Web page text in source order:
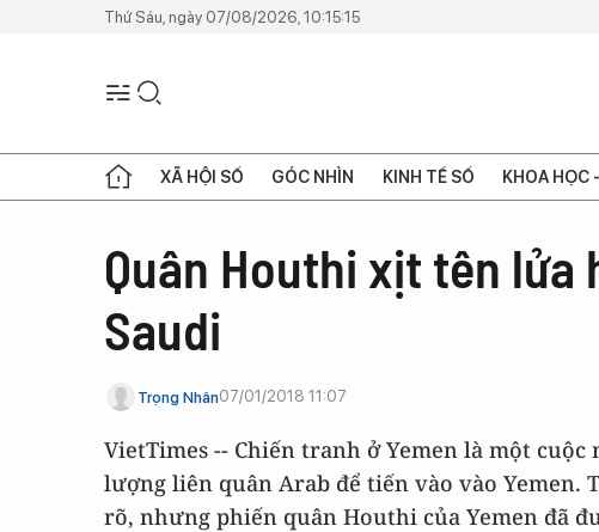
Thứ Sáu, ngày 07/08/2026, 10:15:15
XÃ HỘI SỐ GÓC NHÌN KINH TẾ SỐ KHOA HỌC
Quân Houthi xịt tên lửa
Saudi
Trọng Nhân07/01/2018 11:07
VietTimes -- Chiến tranh ở Yemen là một
lượng liên quân Arab để tiến vào vào
rõ, nhưng phiến quân Houthi của Yemen đã